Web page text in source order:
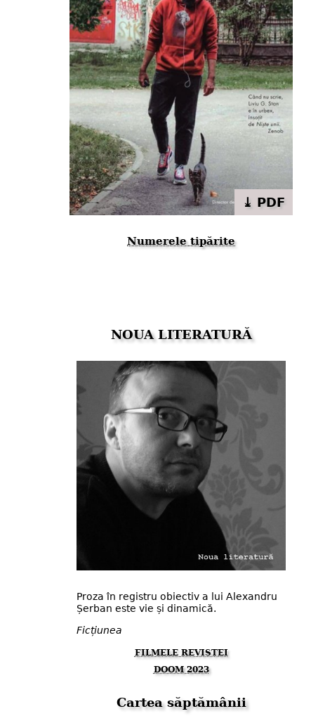
⤓ PDF
Numerele tipărite
NOUA LITERATURĂ
Proza în registru obiectiv a lui Alexandru
Șerban este vie și dinamică.
Ficțiunea
FILMELE REVISTEI
DOOM 2023
Cartea săptămânii